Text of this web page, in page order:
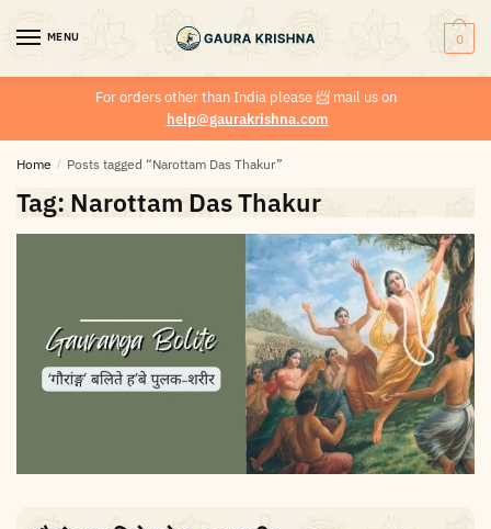
MENU 0
For orders other than India please📨 mail us on
help@gaurakrishna.com
Home / Posts tagged “Narottam Das Thakur”
Tag: Narottam Das Thakur